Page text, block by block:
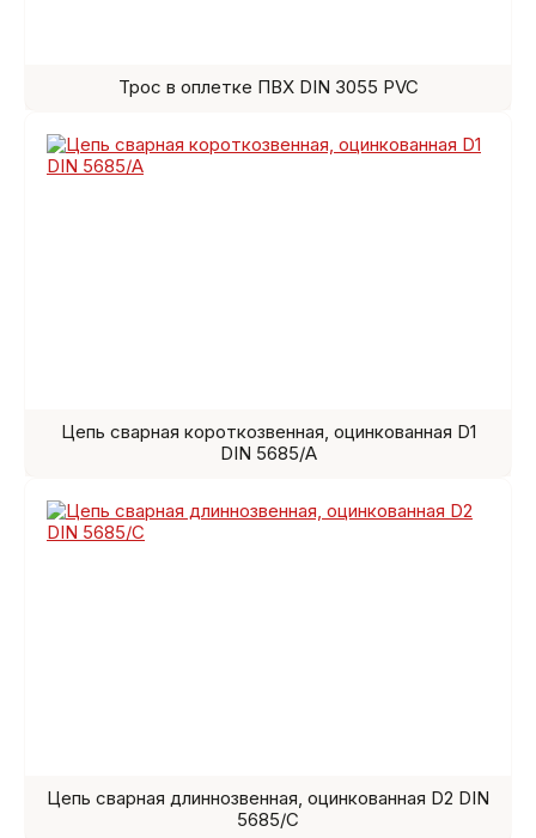
Трос в оплетке ПВХ DIN 3055 PVC
Цепь сварная короткозвенная, оцинкованная D1
DIN 5685/A
Цепь сварная длиннозвенная, оцинкованная D2 DIN
5685/C